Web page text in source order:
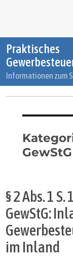
Praktisches
Informationen zum
GewStG
§ 2 Abs. 1 S.
GewStG:
im Inland